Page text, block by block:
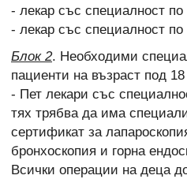
- лекар със специалност по
- лекар със специалност
Блок 2. Необходими
пациенти на възраст под
- Пет лекари със
тях трябва да има
сертификат за
бронхоскопия и горна
Всички операции на деца